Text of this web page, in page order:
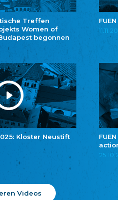
Treffen
Women of
begonnen
Kloster Neustift
Videos